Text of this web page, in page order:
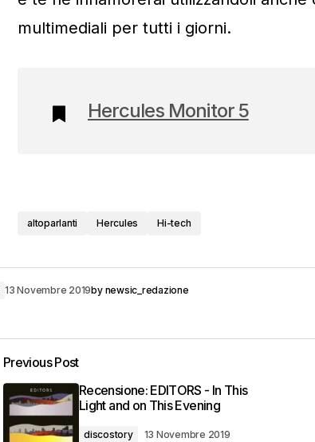
multimediali per tutti i giorni.
Hercules Monitor 5
altoparlanti Hercules Hi-tech
13 Novembre 2019by newsic_redazione
Previous Post
Recensione: EDITORS - In This
Light and on This Evening
discostory 13 Novembre 2019